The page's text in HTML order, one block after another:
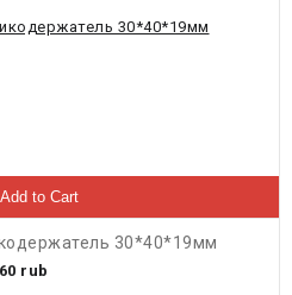
Add to Cart
30*40*19мм
rub